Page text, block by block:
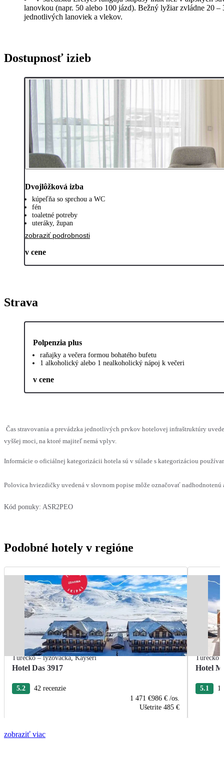
lanovkou (napr. 50 alebo 100 jázd). Bežný lyžiar zvládne 20
jednotlivých lanoviek a vlekov.
Dostupnosť izieb
Dvojlôžková izba
kúpeľňa so sprchou a WC
fén
toaletné potreby
uteráky, župan
zobraziť podrobnosti
v cene
Strava
Polpenzia plus
raňajky a večera formou bohatého bufetu
1 alkoholický alebo 1 nealkoholický nápoj k večeri
v cene
Čas stravovania a prevádzka jednotlivých prvkov hotelovej infraštruktúry
vyššej moci, na ktoré majiteľ nemá vplyv.
Informácie o oficiálnej kategorizácii hotela sú v súlade s kategorizáciou
Polovica hviezdičky uvedená v slovnom popise môže označovať
Kód ponuky: ASR2PEO
Podobné hotely v regióne
Turecko – lyžovačka,Kayseri
Hotel Das 3917
5.2
42 recenzie
1 471 €986 € /os.
Ušetrite 485 €
Turecko
Hotel
5.1
zobraziť viac